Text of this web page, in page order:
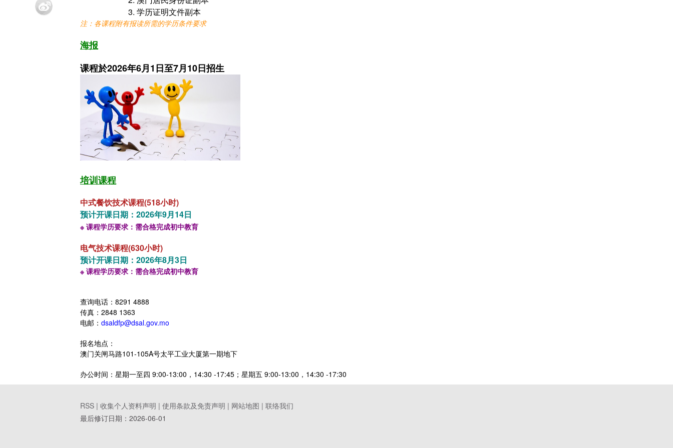
3. 学历证明文件副本
注：各课程附有报读所需的学历条件要求
海报
课程於2026年6月1日至7月10日招生
培训课程
中式餐饮技术课程(518小时)
预计开课日期：2026年9月14日
※ 课程学历要求：需合格完成初中教育
电气技术课程(630小时)
预计开课日期：2026年8月3日
※ 课程学历要求：需合格完成初中教育
查询电话：8291 4888
传真： 2848 1363
电邮： dsaldfp@dsal.gov.mo
报名地点：
澳门关闸马路101-105A号太平工业大厦第一期地下
办公时间：星期一至四 9:00-13:00，14:30 -17:45；星期五 9:00-13:00，14:30 -17:30
RSS | 收集个人资料声明 | 使用条款及免责声明 | 网站地图 | 联络我们
最后修订日期： 2026-06-01